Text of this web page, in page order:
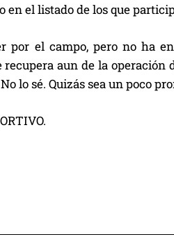
en el listado de los que
por el campo, pero no ha
aun de la operación
lo sé. Quizás sea un poco